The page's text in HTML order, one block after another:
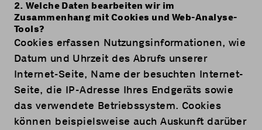
2. Welche Daten bearbeiten wir im
Zusammenhang mit Cookies und Web-Analyse-
Tools?
Cookies erfassen Nutzungsinformationen, wie
Datum und Uhrzeit des Abrufs unserer
Internet-Seite, Name der besuchten Internet-
Seite, die IP-Adresse Ihres Endgeräts sowie
das verwendete Betriebssystem. Cookies
können beispielsweise auch Auskunft darüber